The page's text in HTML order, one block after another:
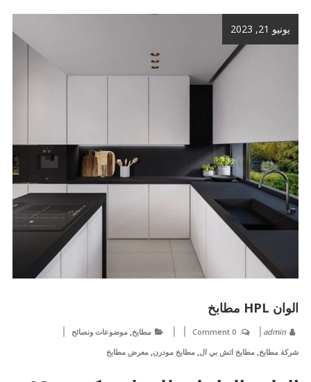
يونيو 21, 2023
الوان HPL مطابخ
admin
0 Comment مطابخ, موضوعات ونصائح
شركة مطابخ, مطابخ اتش بي ال, مطابخ مودرن, معرض مطابخ